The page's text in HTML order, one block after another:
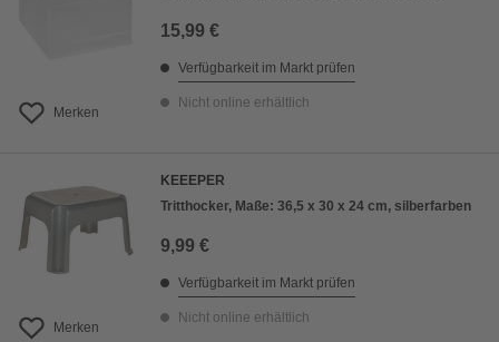
Merken
15,99 €
Verfügbarkeit im Markt prüfen
Nicht online erhältlich
Merken
KEEEPER
Tritthocker, Maße: 36,5 x 30 x 24 cm, silberfarben
9,99 €
Verfügbarkeit im Markt prüfen
Nicht online erhältlich